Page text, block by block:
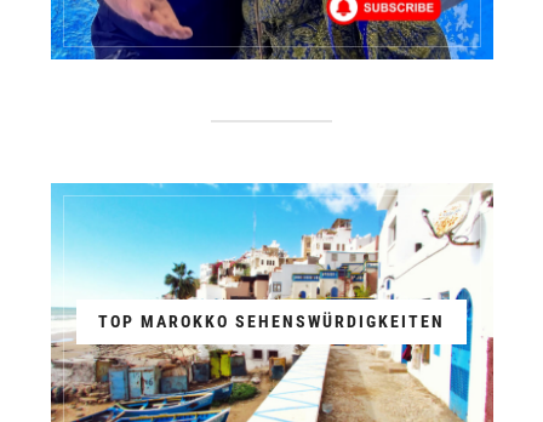
TOP MAROKKO SEHENSWÜRDIGKEITEN